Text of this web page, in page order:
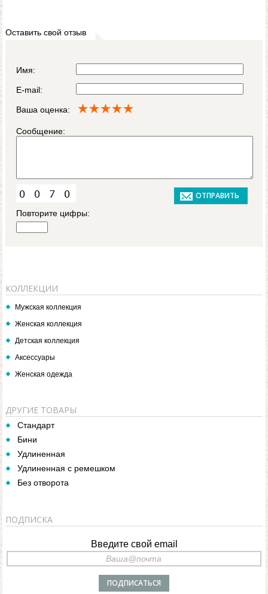
Оставить свой отзыв
Имя:
E-mail:
Ваша оценка:
Сообщение:
Повторите цифры:
КОЛЛЕКЦИИ
Мужская коллекция
Женская коллекция
Детская коллекция
Аксессуары
Женская одежда
ДРУГИЕ ТОВАРЫ
Стандарт
Бини
Удлиненная
Удлиненная с ремешком
Без отворота
ПОДПИСКА
Введите свой email